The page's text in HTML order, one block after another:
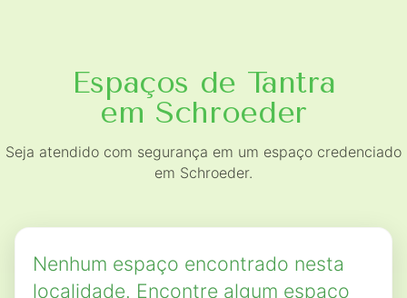
Espaços de Tantra
em Schroeder
Seja atendido com segurança em um espaço credenciado
em Schroeder.
Nenhum espaço encontrado nesta
localidade. Encontre algum espaço